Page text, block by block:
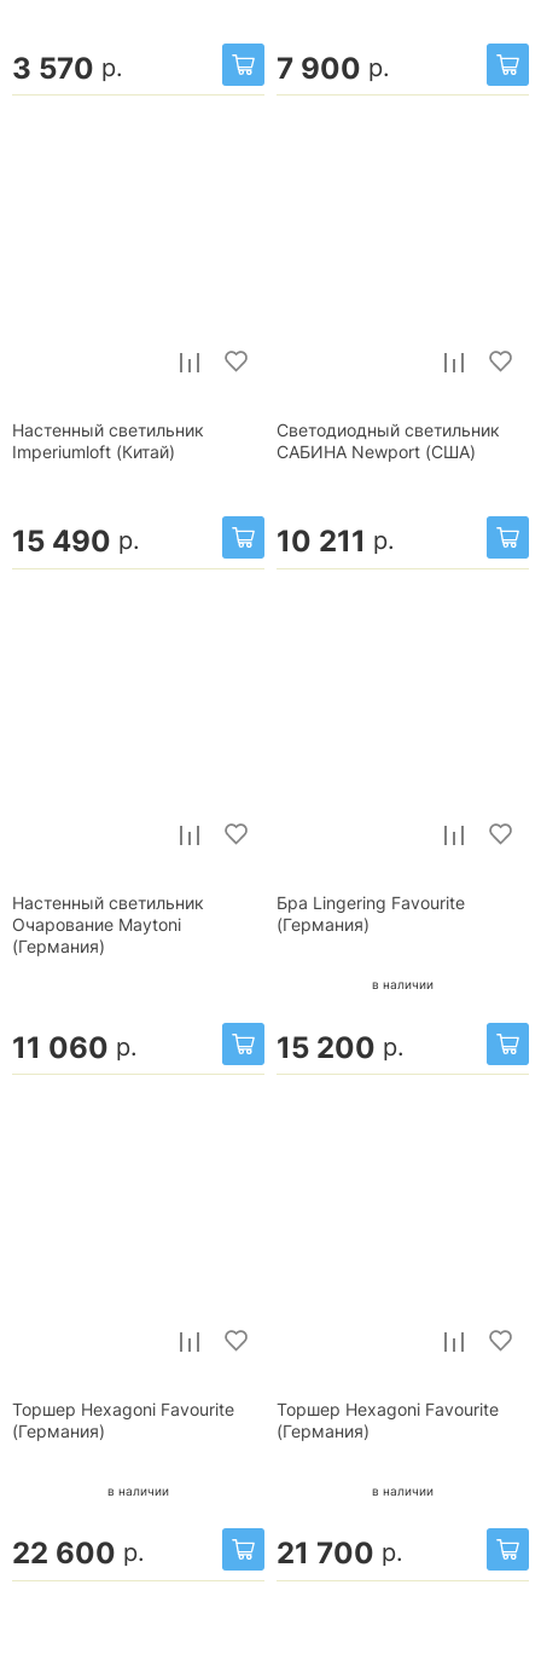
3 570 р. 7 900 р.
Настенный светильник
Imperiumloft (Китай)
15 490 р.
Светодиодный светильник
САБИНА Newport (США)
10 211 р.
Настенный светильник
Очарование Maytoni
(Германия)
11 060 р.
Бра Lingering Favourite
(Германия)
в наличии
15 200 р.
Торшер Hexagoni Favourite
(Германия)
в наличии
22 600 р.
Торшер Hexagoni Favourite
(Германия)
в наличии
21 700 р.